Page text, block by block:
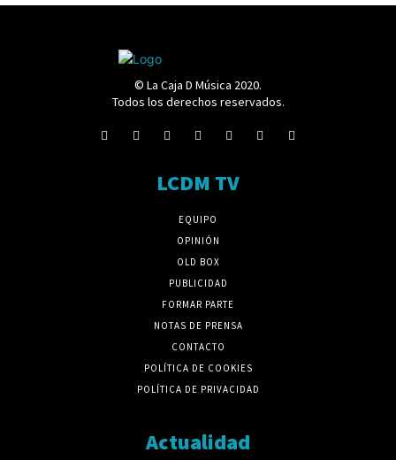
© La Caja D Música 2020.
Todos los derechos reservados.
LCDM TV
EQUIPO
OPINIÓN
OLD BOX
PUBLICIDAD
FORMAR PARTE
NOTAS DE PRENSA
CONTACTO
POLÍTICA DE COOKIES
POLÍTICA DE PRIVACIDAD
Actualidad